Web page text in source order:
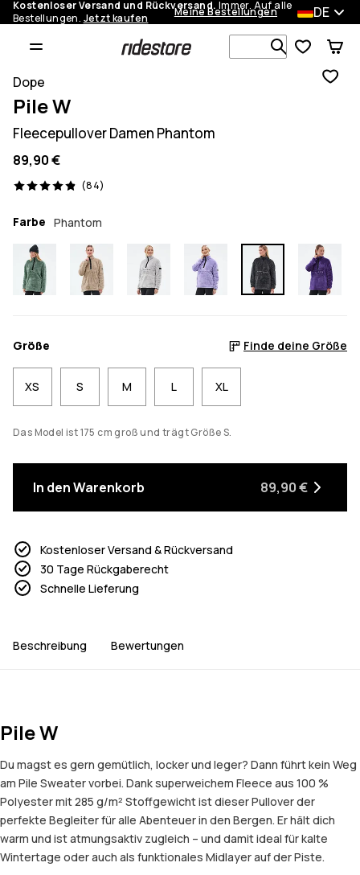
Kostenloser Versand und Rückversand. Immer. Auf alle
Bestellungen. Jetzt kaufen Meine Bestellungen DE
Dope
Pile W
Fleecepullover Damen Phantom
89,90 €
(84)
84 Reviews, 4.9/5
Farbe Phantom
Größe Finde deine Größe
XS S M L XL
Das Model ist 175 cm groß und trägt Größe S.
In den Warenkorb 89,90 €
Kostenloser Versand & Rückversand
30 Tage Rückgaberecht
Schnelle Lieferung
Beschreibung Bewertungen
Pile W
Du magst es gern gemütlich, locker und leger? Dann führt kein Weg
am Pile Sweater vorbei. Dank superweichem Fleece aus 100 %
Polyester mit 285 g/m² Stoffgewicht ist dieser Pullover der
perfekte Begleiter für alle Abenteuer in den Bergen. Er hält dich
warm und ist atmungsaktiv zugleich – und damit ideal für kalte
Wintertage oder auch als funktionales Midlayer auf der Piste.